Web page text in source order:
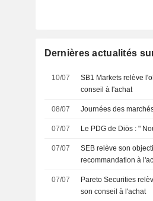
Dernières actualités
10/07
SB1 Markets relève
conseil à l'achat
08/07 Journées des
07/07 Le PDG de Diös : "
07/07
SEB relève son
recommandation à
07/07
Pareto Securities
son conseil à l'achat